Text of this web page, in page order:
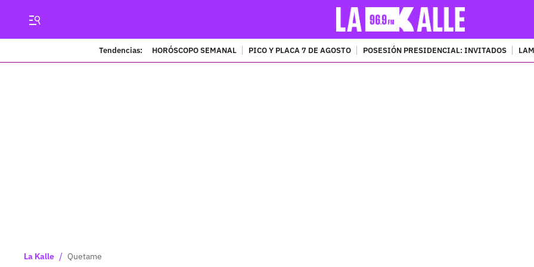
Tendencias: HORÓSCOPO SEMANAL PICO Y PLACA 7 DE AGOSTO POSESIÓN PRESIDENCIAL: INVITADOS
La Kalle / Quetame